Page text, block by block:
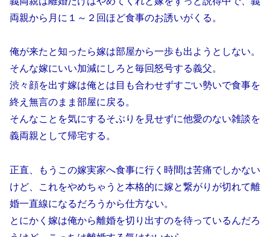
両親から月に１～２回ほど食事のお誘いがくる。
俺が来たと知ったら嫁は部屋から一歩も出ようとしない。
そんな嫁にいい加減にしろと毎回怒号する義父。
渋々顔を出す嫁は俺とは目も合わせずすごい勢いで食事を
終え無言のまま部屋に戻る。
そんなことを気にするそぶりを見せずに他愛のない雑談を
義両親として帰宅する。
正直、もうこの嫁実家へ食事に行く時間は苦痛でしかない
けど、これをやめちゃうと本格的に嫁と繋がりが切れて離
婚一直線になるだろうから仕方ない。
とにかく嫁は俺から離婚を切り出すのを待っているんだろ